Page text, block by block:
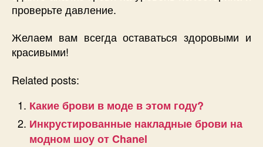
проверьте давление.
Желаем вам всегда оставаться здоровыми и
красивыми!
Related posts:
Какие брови в моде в этом году?
Инкрустированные накладные брови на
модном шоу от Chanel